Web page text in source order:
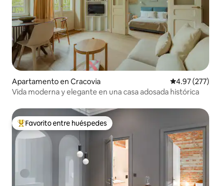
Apartamento en Cracovia Calificación
4.97 (277)
Vida moderna y elegante en una casa adosada histórica
Favorito entre huéspedes preferido
Favorito entre huéspedes